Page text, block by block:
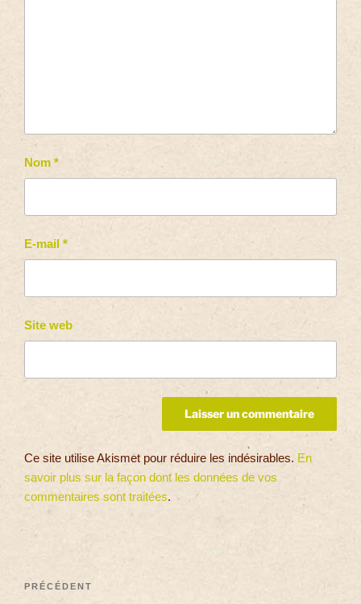
Nom *
E-mail *
Site web
Ce site utilise Akismet pour réduire les indésirables. En
savoir plus sur la façon dont les données de vos
commentaires sont traitées.
PRÉCÉDENT